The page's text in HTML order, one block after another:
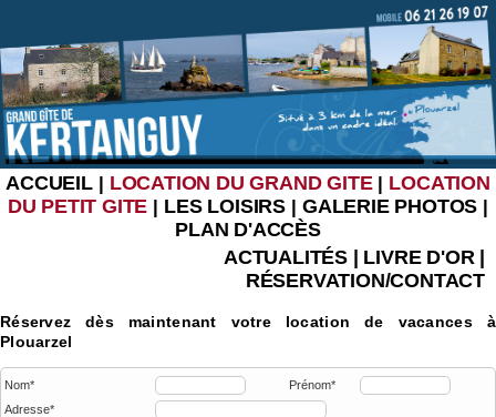
ACCUEIL| LOCATION DU GRAND GITE| LOCATION
DU PETIT GITE | LES LOISIRS | GALERIE PHOTOS |
PLAN D'ACCÈS
ACTUALITÉS| LIVRE D'OR|
RÉSERVATION/CONTACT
Réservez dès maintenant votre location de vacances à
Plouarzel
Nom*
Prénom*
Adresse*